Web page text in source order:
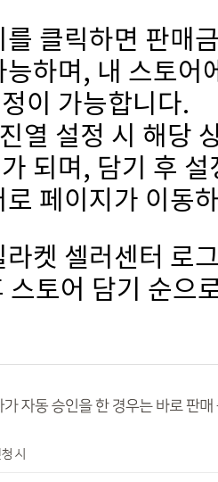
클릭하면 판매
하며, 내 스토어
이 가능합니다.
열 설정 시 해당
되며, 담기 후
로 페이지가 이동
켓 셀러센터 로
스토어 담기 순으